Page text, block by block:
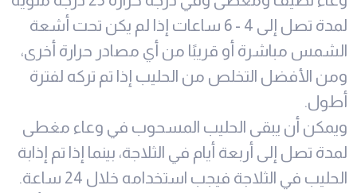
لمدة تصل إلى 4 - 6 ساعات إذا لم يكن تحت أشعة
الشمس مباشرة أو قريبًا من أي مصادر حرارة أخرى،
ومن الأفضل التخلص من الحليب إذا تم تركه لفترة
أطول.
ويمكن أن يبقى الحليب المسحوب في وعاء مغطى
لمدة تصل إلى أربعة أيام في الثلاجة، بينما إذا تم إذابة
الحليب في الثلاجة فيجب استخدامه خلال 24 ساعة.